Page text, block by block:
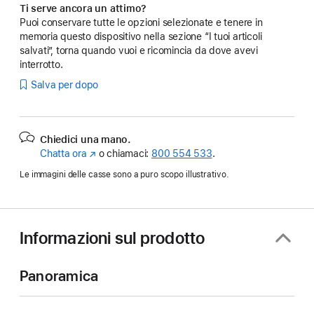
Ti serve ancora un attimo?
Puoi conservare tutte le opzioni selezionate e tenere in
memoria questo dispositivo nella sezione “I tuoi articoli
salvati”, torna quando vuoi e ricomincia da dove avevi
interrotto.
Salva per dopo
Chiedici una mano.
Chatta ora (Si
nuova
o chiamaci: 800 554 533.
Le immagini delle casse sono a puro scopo illustrativo.
Informazioni sul prodotto
Panoramica